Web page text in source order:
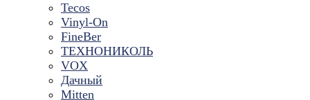
Tecos
Vinyl-On
FineBer
ТЕХНОНИКОЛЬ
VOX
Дачный
Mitten